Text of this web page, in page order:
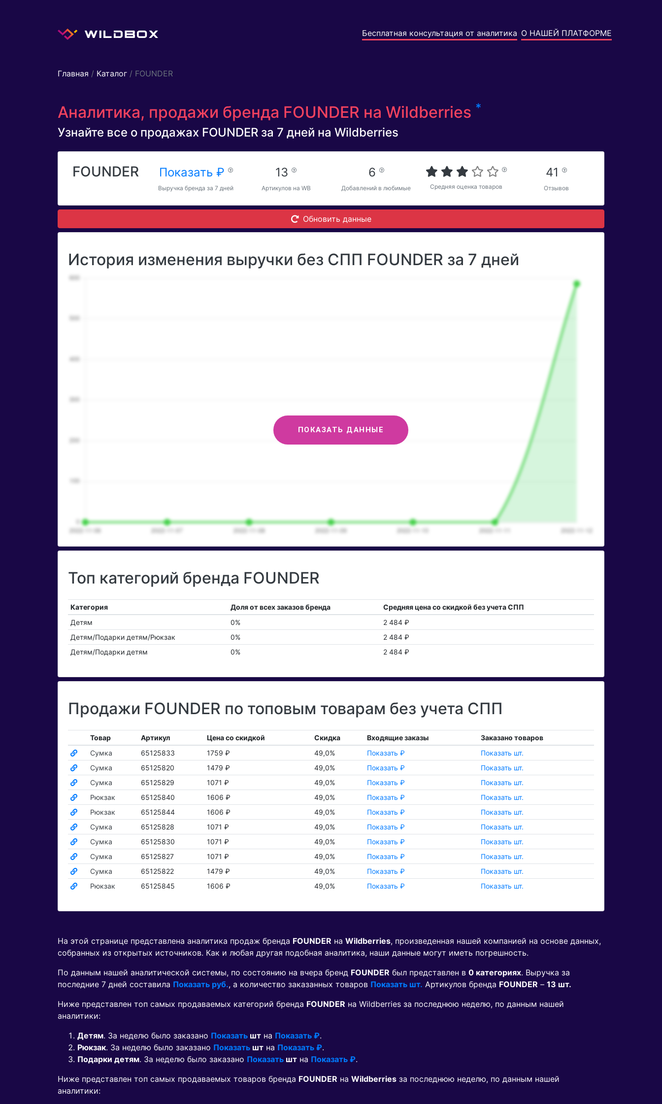
Бесплатная консультация от аналитика О НАШЕЙ ПЛАТФОРМЕ
Главная / Каталог / FOUNDER
Аналитика, продажи бренда FOUNDER на Wildberries *
Узнайте все о продажах FOUNDER за 7 дней на Wildberries
FOUNDER Показать ₽
Выручка бренда за 7 дней
13
Артикулов на WB
6
Добавлений в любимые Средняя оценка товаров
41
Отзывов
Обновить данные
История изменения выручки без СПП FOUNDER за 7 дней
ПОКАЗАТЬ ДАННЫЕ
Топ категорий бренда FOUNDER
Категория Доля от всех заказов бренда
Средняя цена со скидкой без учета СПП
Детям
0%
2 484 ₽
Детям/Подарки детям/Рюкзак
0%
2 484 ₽
Детям/Подарки детям
0% 2 484 ₽
Продажи FOUNDER по топовым товарам без учета СПП
Товар Артикул Цена со скидкой Скидка Входящие заказы
Заказано товаров
Сумка
65125833 1759 ₽ 49,0% Показать ₽
Показать шт.
Сумка
65125820 1479 ₽ 49,0% Показать ₽
Показать шт.
Сумка
65125829 1071 ₽ 49,0% Показать ₽
Показать шт.
Рюкзак
65125840 1606 ₽ 49,0% Показать ₽
Показать шт.
Рюкзак
65125844 1606 ₽ 49,0% Показать ₽
Показать шт.
Сумка
65125828 1071 ₽ 49,0% Показать ₽
Показать шт.
Сумка
65125830 1071 ₽ 49,0% Показать ₽
Показать шт.
Сумка
65125827 1071 ₽ 49,0% Показать ₽
Показать шт.
Сумка
65125822 1479 ₽ 49,0% Показать ₽
Показать шт.
Рюкзак
65125845 1606 ₽ 49,0% Показать ₽ Показать шт.
На этой странице представлена аналитика продаж бренда FOUNDER на Wildberries, произведенная нашей компанией на основе данных,
собранных из открытых источников. Как и любая другая подобная аналитика, наши данные могут иметь погрешность.
По данным нашей аналитической системы, по состоянию на вчера бренд FOUNDER был представлен в 0 категориях. Выручка за
последние 7 дней составила Показать руб., а количество заказанных товаров Показать шт. Артикулов бренда FOUNDER – 13 шт.
Ниже представлен топ самых продаваемых категорий бренда FOUNDER на Wildberries за последнюю неделю, по данным нашей
аналитики:
Детям. За неделю было заказано Показать шт на Показать ₽.
Рюкзак. За неделю было заказано Показать шт на Показать ₽.
Подарки детям. За неделю было заказано Показать шт на Показать ₽.
Ниже представлен топ самых продаваемых товаров бренда FOUNDER на Wildberries за последнюю неделю, по данным нашей
аналитики: